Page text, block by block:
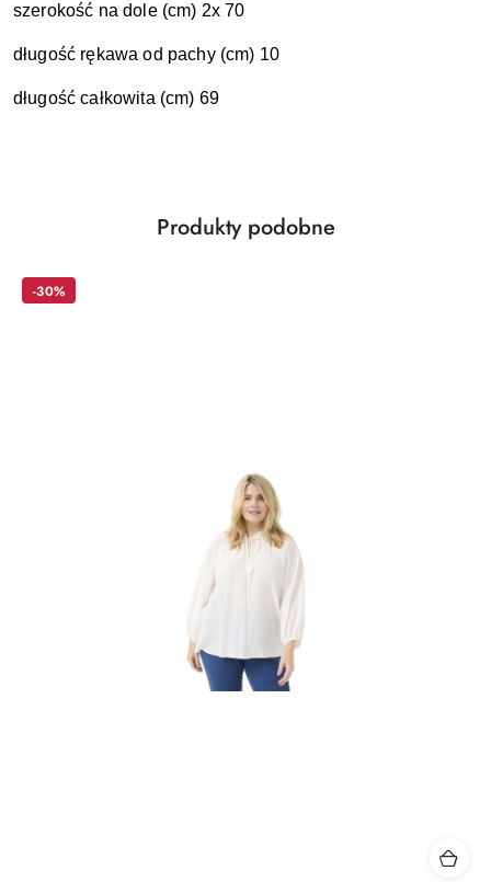
szerokość na dole (cm) 2x 70
długość rękawa od pachy (cm) 10
długość całkowita (cm) 69
Pomiń karuzelę produktów
Produkty
Produkty podobne
-30%